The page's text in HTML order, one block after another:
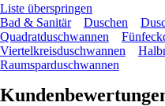
Liste überspringen
Bad & Sanitär
Duschen
Quadratduschwannen
Viertelkreisduschwannen
Raumsparduschwannen